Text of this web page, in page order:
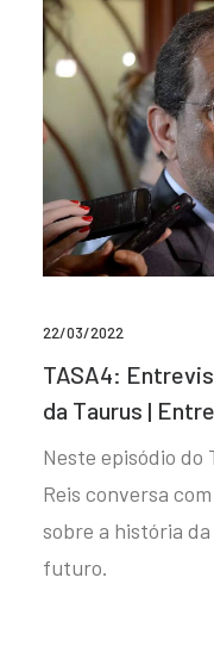
22/03/2022
TASA4:
da Taurus |
Neste episódio do
Reis conversa
sobre a história
futuro.